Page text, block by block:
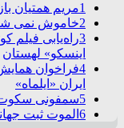
1مریم همتیان
2خاموش نمی
3راه‌یابی فیلم
اینسکو» لهستان
4فراخوان
ایران «ایلماه»
5سمفونی
6 الموت ثبت